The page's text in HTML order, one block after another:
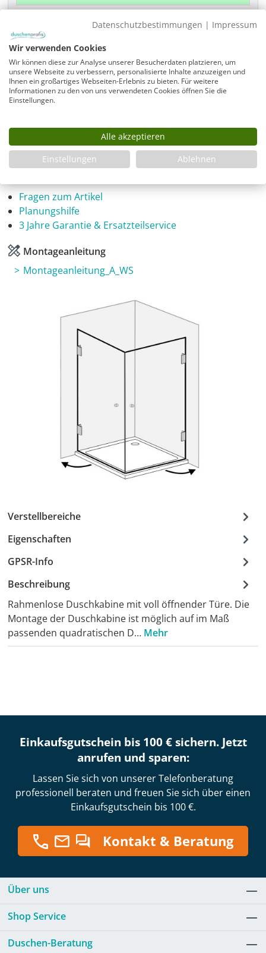
Produkt Anzahl: Gib den gewünschten
In den Warenkorb
A1W8080-1950-775-x-775-x-x-x-ALR-EK6-GR-x-CR
Fragen zum Artikel
Planungshilfe
3 Jahre Garantie & Ersatzteilservice
Montageanleitung
Montageanleitung_A_WS
Verstellbereiche
Eigenschaften
GPSR-Info
Beschreibung
Rahmenlose Duschkabine mit voll öffnender Türe. Die
Montage der Duschkabine ist möglich auf im Maß
passenden quadratischen D… Mehr
Einkaufsgutschein bis 100 € sichern. Jetzt
anrufen und sparen:
Lassen Sie sich von unserer Telefonberatung
professionell beraten und freuen Sie sich über einen
Einkaufsgutschein bis 100 €.
Kontakt & Beratung
Über uns
Shop Service
Duschen-Beratung
Datenschutzbestimmungen | Impressum
Wir verwenden Cookies
Wir können diese zur Analyse unserer Besucherdaten platzieren, um
unsere Webseite zu verbessern, personalisierte Inhalte anzuzeigen und
Ihnen ein großartiges Webseiten-Erlebnis zu bieten. Für weitere
Informationen zu den von uns verwendeten Cookies öffnen Sie die
Einstellungen.
Alle akzeptieren
Einstellungen
Ablehnen